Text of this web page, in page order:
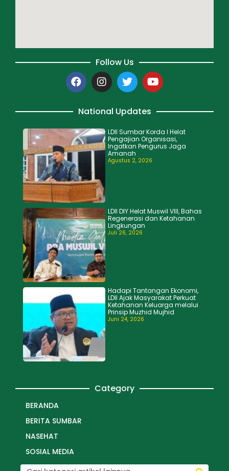
Follow Us
National Updates
LDII Sumbar Korda I Helat
Pengajian Organisasi,
Ingatkan Pengurus Jaga
Amanah
Agustus 2, 2026
LDII DIY Helat Muswil VIII, Bahas
Regenerasi dan Ketahanan
Lingkungan
Juli 26, 2026
Hadapi Tantangan Ekonomi,
LDII Ajak Masyarakat Perkuat
Ketahanan Keluarga melalui
Prinsip Muzhid Mujhid
Juni 24, 2026
Category
BERANDA
BERITA SUMBAR
NASEHAT
SOSIAL MEDIA